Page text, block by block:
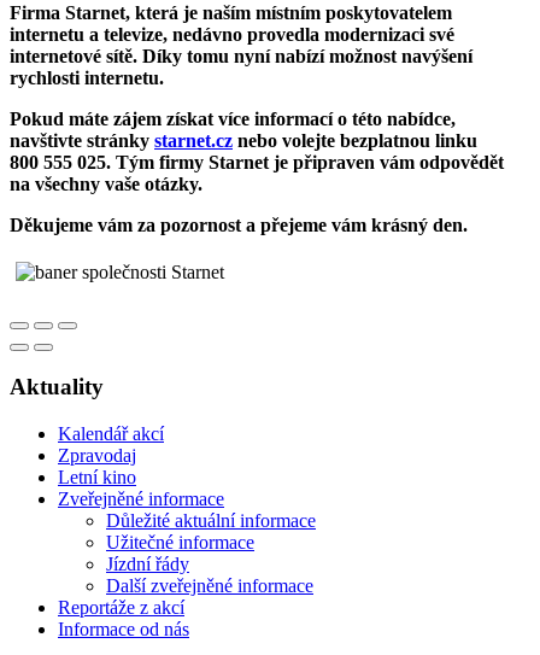
Firma Starnet, která je naším místním poskytovatelem
internetu a televize, nedávno provedla modernizaci své
internetové sítě. Díky tomu nyní nabízí možnost navýšení
rychlosti internetu.
Pokud máte zájem získat více informací o této nabídce,
navštivte stránky starnet.cz nebo volejte bezplatnou linku
800 555 025. Tým firmy Starnet je připraven vám odpovědět
na všechny vaše otázky.
Děkujeme vám za pozornost a přejeme vám krásný den.
Aktuality
Kalendář akcí
Zpravodaj
Letní kino
Zveřejněné informace
Důležité aktuální informace
Užitečné informace
Jízdní řády
Další zveřejněné informace
Reportáže z akcí
Informace od nás